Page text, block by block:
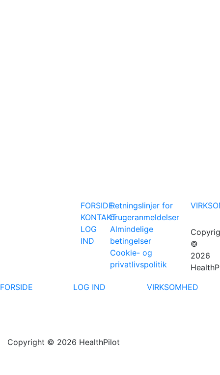
FORSIDE
KONTAKT
LOG
IND
Retningslinjer for
brugeranmeldelser
Almindelige
betingelser
Cookie- og
privatlivspolitik
©
2026
FORSIDE
LOG IND VIRKSOMHED
Copyright © 2026 HealthPilot